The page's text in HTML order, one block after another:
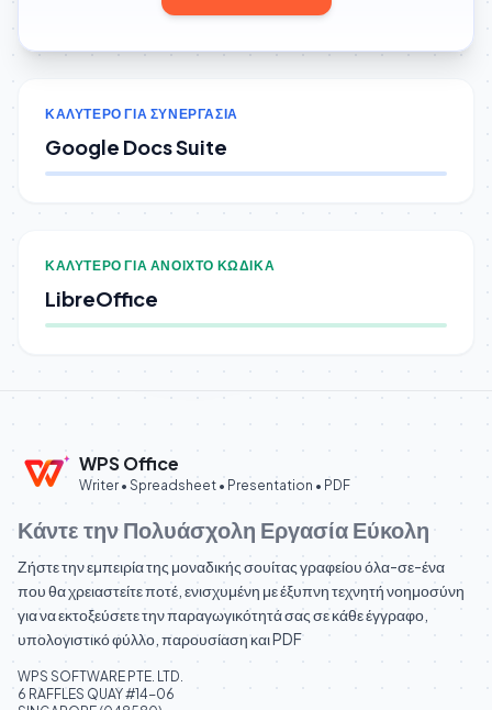
ΚΑΛΎΤΕΡΟ ΓΙΑ ΣΥΝΕΡΓΑΣΊΑ
Google Docs Suite
ΚΑΛΎΤΕΡΟ ΓΙΑ ΑΝΟΙΧΤΌ ΚΏΔΙΚΑ
LibreOffice
WPS Office
Writer • Spreadsheet • Presentation • PDF
Κάντε την Πολυάσχολη Εργασία Εύκολη
Ζήστε την εμπειρία της μοναδικής σουίτας γραφείου όλα-σε-ένα
που θα χρειαστείτε ποτέ, ενισχυμένη με έξυπνη τεχνητή νοημοσύνη
για να εκτοξεύσετε την παραγωγικότητά σας σε κάθε έγγραφο,
υπολογιστικό φύλλο, παρουσίαση και PDF
WPS SOFTWARE PTE. LTD.
6 RAFFLES QUAY #14-06